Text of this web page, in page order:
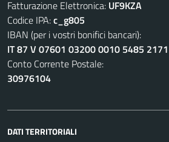
Fatturazione Elettronica: UF9KZA
Codice IPA:c_g805
IBAN (per i vostri bonifici bancari):
IT 87 V 07601 03200 0010 5485 2171
Conto Corrente Postale:
30976104
DATI TERRITORIALI